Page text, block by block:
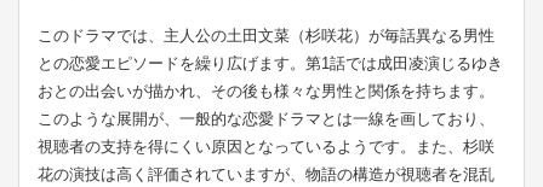
このドラマでは、主人公の土田文菜（杉咲花）が毎話異なる男性
との恋愛エピソードを繰り広げます。第1話では成田凌演じるゆき
おとの出会いが描かれ、その後も様々な男性と関係を持ちます。
このような展開が、一般的な恋愛ドラマとは一線を画しており、
視聴者の支持を得にくい原因となっているようです。また、杉咲
花の演技は高く評価されていますが、物語の構造が視聴者を混乱